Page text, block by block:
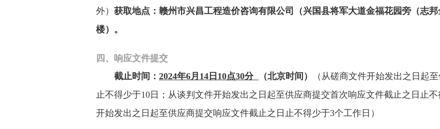
外） 获取地点： 赣州市兴昌工程造价咨询有限公司 （兴国县将军大道金福花园旁（志邦
楼） 。
四、响应文件提交
截止时间： 2024年6月 14日10点30分 （北京时间）
（从磋商文件开始发出之日起
止不得少于10日；从谈判文件开始发出之日起至供应商提交首次响应文件截止之日止
开始发出之日起至供应商提交响应文件截止之日止不得少于3个工作日）